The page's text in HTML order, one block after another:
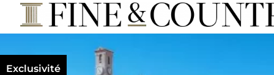
Exclusivité